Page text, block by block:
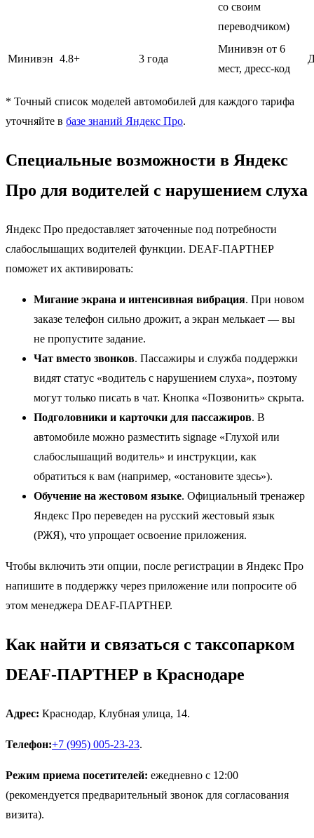
со своим
переводчиком)
Минивэн 4.8+ 3 года
Минивэн от 6
мест, дресс-код
* Точный список моделей автомобилей для каждого тарифа
уточняйте в базе знаний Яндекс Про.
Специальные возможности в Яндекс
Про для водителей с нарушением слуха
Яндекс Про предоставляет заточенные под потребности
слабослышащих водителей функции. DEAF-ПАРТНЕР
поможет их активировать:
Мигание экрана и интенсивная вибрация. При новом
заказе телефон сильно дрожит, а экран мелькает — вы
не пропустите задание.
Чат вместо звонков. Пассажиры и служба поддержки
видят статус «водитель с нарушением слуха», поэтому
могут только писать в чат. Кнопка «Позвонить» скрыта.
Подголовники и карточки для пассажиров. В
автомобиле можно разместить signage «Глухой или
слабослышащий водитель» и инструкции, как
обратиться к вам (например, «остановите здесь»).
Обучение на жестовом языке. Официальный тренажер
Яндекс Про переведен на русский жестовый язык
(РЖЯ), что упрощает освоение приложения.
Чтобы включить эти опции, после регистрации в Яндекс Про
напишите в поддержку через приложение или попросите об
этом менеджера DEAF-ПАРТНЕР.
Как найти и связаться с таксопарком
DEAF-ПАРТНЕР в Краснодаре
Адрес: Краснодар, Клубная улица, 14.
Телефон:+7 (995) 005-23-23.
Режим приема посетителей: ежедневно с 12:00
(рекомендуется предварительный звонок для согласования
визита).